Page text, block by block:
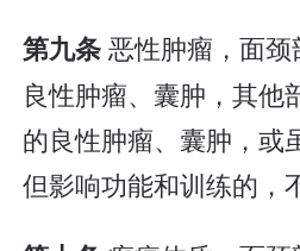
第九条恶性肿瘤，面
良性肿瘤、囊肿，其他
的良性肿瘤、囊肿，或
但影响功能和训练的，